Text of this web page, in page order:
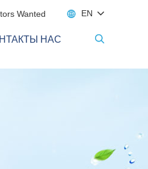
 EN
Wanted

НАС